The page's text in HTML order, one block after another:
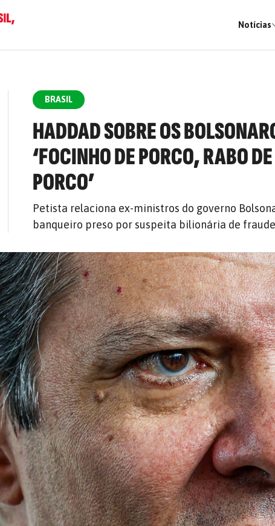
Notícias
BRASIL
HADDAD SOBRE OS
‘FOCINHO DE PORCO, RABO
PORCO’
Petista relaciona ex-ministros do governo
banqueiro preso por suspeita bilionária de fraude